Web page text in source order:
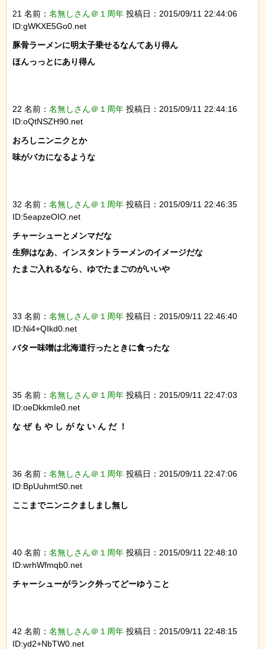
21 名前： 名無しさん＠１周年 投稿日：2015/09/11 22:44:06
ID:gWKXE5Go0.net
豚骨ラーメンに明太子乗せるなんてあり得ん
ほんっっとにあり得ん
22 名前： 名無しさん＠１周年 投稿日：2015/09/11 22:44:16
ID:oQtNSZH90.net
おろしニンニクとか
味がバカになるような
32 名前： 名無しさん＠１周年 投稿日：2015/09/11 22:46:35
ID:5eapzeOIO.net
チャーシューとメンマだな
生卵はなあ、インスタントラーメンのイメージだな
たまご入れるなら、ゆでたまごのがいいや
33 名前： 名無しさん＠１周年 投稿日：2015/09/11 22:46:40
ID:Ni4+QIkd0.net
バター味噌は北海道行ったときに食ったな
35 名前： 名無しさん＠１周年 投稿日：2015/09/11 22:47:03
ID:oeDkkmIe0.net
な ぜ も や し が な い ん だ ！
36 名前： 名無しさん＠１周年 投稿日：2015/09/11 22:47:06
ID:BpUuhmtS0.net
ここまでニンニクましまし無し
40 名前： 名無しさん＠１周年 投稿日：2015/09/11 22:48:10
ID:wrhWfmqb0.net
チャーシューがランク外ってどーゆうこと
42 名前： 名無しさん＠１周年 投稿日：2015/09/11 22:48:15
ID:yd2+NbTW0.net